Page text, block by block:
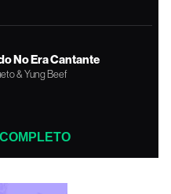
No Era Cantante
& Yung Beef